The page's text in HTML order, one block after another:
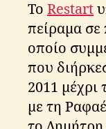
To Restart
πείραμα
οποίο
που
2011 μέχρι
με τη